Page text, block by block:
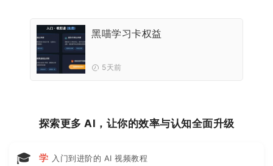
黑喵学习卡权益
5天前
探索更多 AI，让你的效率与认知全面升级
🎓 学 入门到进阶的 AI 视频教程